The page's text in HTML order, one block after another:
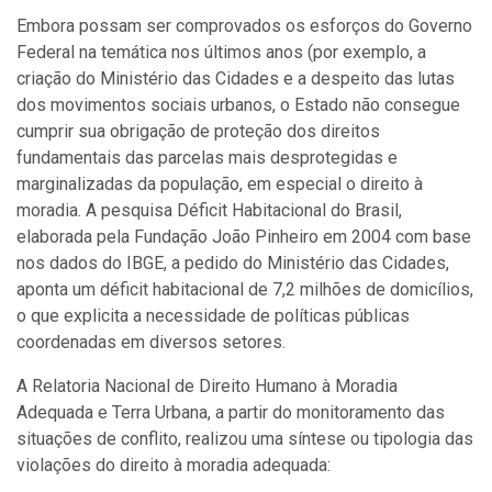
Embora possam ser comprovados os esforços do Governo
Federal na temática nos últimos anos (por exemplo, a
criação do Ministério das Cidades e a despeito das lutas
dos movimentos sociais urbanos, o Estado não consegue
cumprir sua obrigação de proteção dos direitos
fundamentais das parcelas mais desprotegidas e
marginalizadas da população, em especial o direito à
moradia. A pesquisa Déficit Habitacional do Brasil,
elaborada pela Fundação João Pinheiro em 2004 com base
nos dados do IBGE, a pedido do Ministério das Cidades,
aponta um déficit habitacional de 7,2 milhões de domicílios,
o que explicita a necessidade de políticas públicas
coordenadas em diversos setores.
A Relatoria Nacional de Direito Humano à Moradia
Adequada e Terra Urbana, a partir do monitoramento das
situações de conflito, realizou uma síntese ou tipologia das
violações do direito à moradia adequada: